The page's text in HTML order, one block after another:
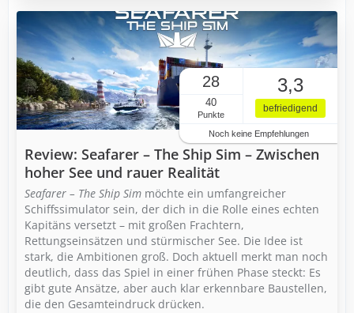
28
40
Punkte
3,3
befriedigend
Noch keine Empfehlungen
Review: Seafarer – The Ship Sim – Zwischen
hoher See und rauer Realität
Seafarer – The Ship Sim möchte ein umfangreicher
Schiffssimulator sein, der dich in die Rolle eines echten
Kapitäns versetzt – mit großen Frachtern,
Rettungseinsätzen und stürmischer See. Die Idee ist
stark, die Ambitionen groß. Doch aktuell merkt man noch
deutlich, dass das Spiel in einer frühen Phase steckt: Es
gibt gute Ansätze, aber auch klar erkennbare Baustellen,
die den Gesamteindruck drücken.